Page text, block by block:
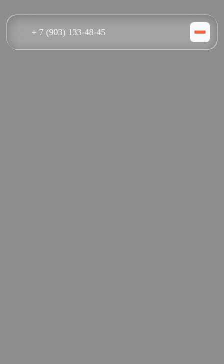
+ 7 (903) 133-48-45